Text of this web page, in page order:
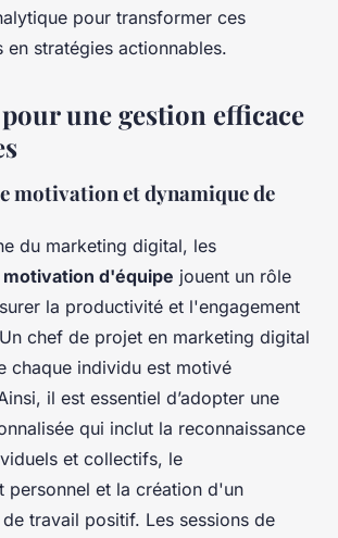
pour transformer ces
en stratégies actionnables.
une gestion efficace
motivation et dynamique de
du marketing digital, les
d'équipe jouent un rôle
la productivité et l'engagement
chef de projet en marketing digital
chaque individu est motivé
il est essentiel d’adopter une
qui inclut la reconnaissance
et collectifs, le
personnel et la création d'un
travail positif. Les sessions de